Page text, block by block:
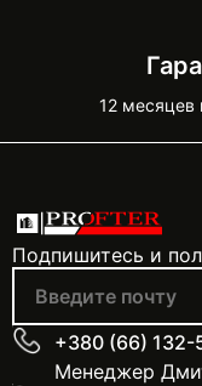
12 месяцев
Подпишитесь и
+380 (66) 132-
Менеджер